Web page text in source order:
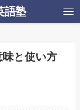
語塾
味と使い方